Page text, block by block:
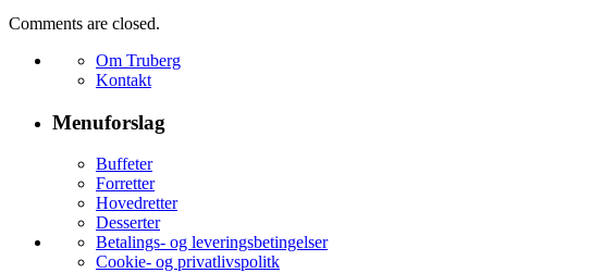
for
Chantelou
Comments are closed.
Om Truberg
Kontakt
Menuforslag
Buffeter
Forretter
Hovedretter
Desserter
Betalings- og leveringsbetingelser
Cookie- og privatlivspolitk